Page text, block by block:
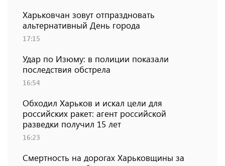
Харьковчан зовут отпраздновать
альтернативный День города
17:15
Удар по Изюму: в полиции показали
последствия обстрела
16:54
Обходил Харьков и искал цели для
российских ракет: агент российской
разведки получил 15 лет
16:23
Смертность на дорогах Харьковщины за